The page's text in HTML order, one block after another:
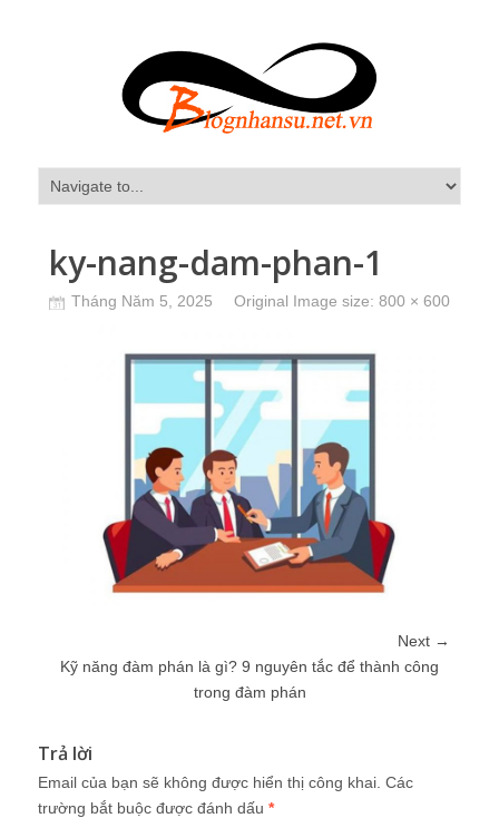
ky-nang-dam-phan-1
Tháng Năm 5, 2025 Original Image size: 800 × 600
Next →
Kỹ năng đàm phán là gì? 9 nguyên tắc để thành công
trong đàm phán
Trả lời
Email của bạn sẽ không được hiển thị công khai. Các
trường bắt buộc được đánh dấu *